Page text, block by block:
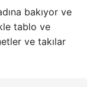
bakıyor ve
tablo ve
ve takılar